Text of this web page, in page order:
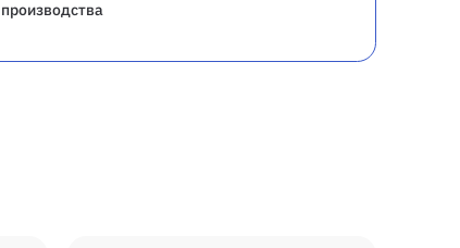
производства